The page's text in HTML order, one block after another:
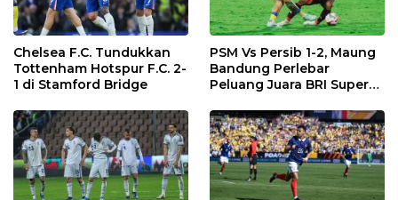
Chelsea F.C. Tundukkan
Tottenham Hotspur F.C. 2-
1 di Stamford Bridge
PSM Vs Persib 1-2, Maung
Bandung Perlebar
Peluang Juara BRI Super